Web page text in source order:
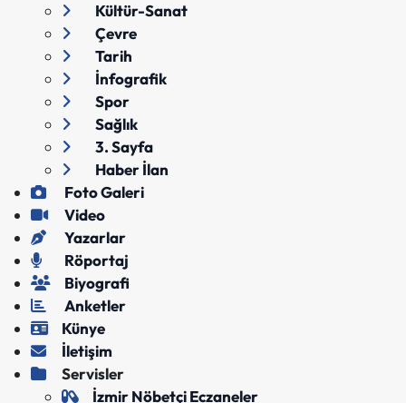
Kültür-Sanat
Çevre
Tarih
İnfografik
Spor
Sağlık
3. Sayfa
Haber İlan
Foto Galeri
Video
Yazarlar
Röportaj
Biyografi
Anketler
Künye
İletişim
Servisler
İzmir Nöbetçi Eczaneler